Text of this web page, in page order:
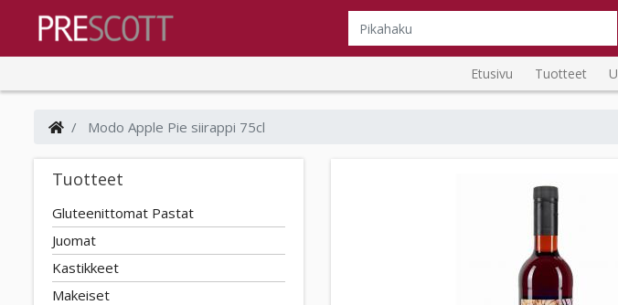
Etusivu Tuotteet
Modo Apple Pie siirappi 75cl
Tuotteet
Gluteenittomat Pastat
Juomat
Kastikkeet
Makeiset